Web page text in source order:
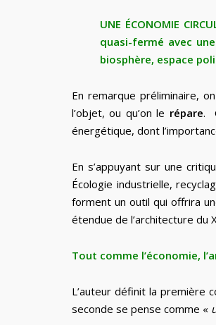
UNE ÉCONOMIE
quasi-fermé avec
biosphère, espace
En remarque préliminaire,
l’objet, ou qu’on le répare.
énergétique, dont
En s’appuyant sur une
Écologie industrielle,
forment un outil qui offrira
étendue de l’architecture du
Tout comme l’économie,
L’auteur définit la première
seconde se pense comme «